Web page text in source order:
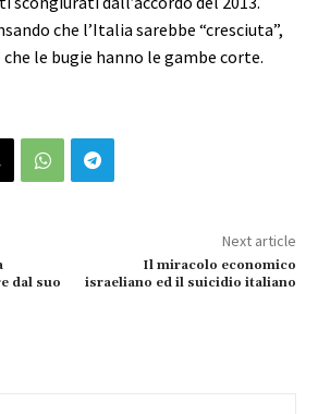
che l’Italia sarebbe “cresciuta”,
le bugie hanno le gambe corte.
dal suo
Next article
Il miracolo economico
israeliano ed il suicidio italiano